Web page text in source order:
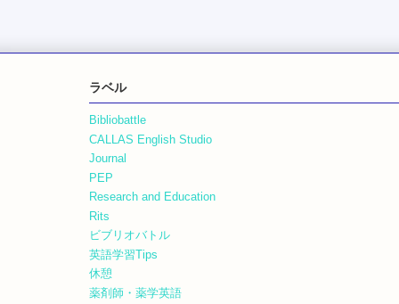
ラベル
Bibliobattle
CALLAS English Studio
Journal
PEP
Research and Education
Rits
ビブリオバトル
英語学習Tips
休憩
薬剤師・薬学英語